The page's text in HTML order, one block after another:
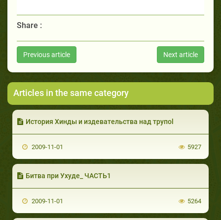
Share :
Previous article Next article
Articles in the same category
История Хинды и издевательства над трупоl
2009-11-01 5927
Битва при Ухуде_ ЧАСТЬ1
2009-11-01 5264